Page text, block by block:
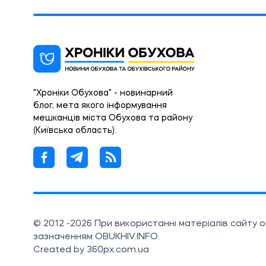
"Хроніки Обухова" - новинарний
блог, мета якого інформування
мешканців міста Обухова та району
(Київська область).
© 2012 -2026 При використанні матеріалів сайту
зазначенням OBUKHIV.INFO.
Created by 360px.com.ua